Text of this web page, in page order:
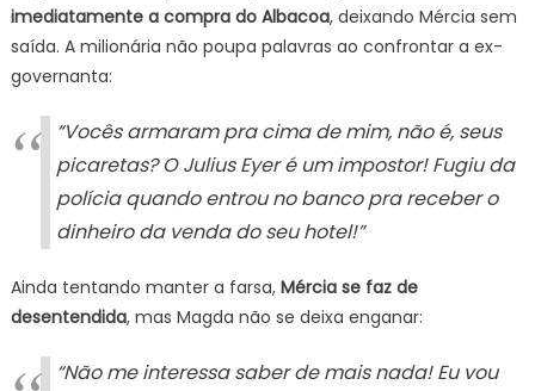
imediatamente a compra do Albacoa, deixando Mércia sem
saída. A milionária não poupa palavras ao confrontar a ex-
governanta:
“Vocês armaram pra cima de mim, não é, seus
picaretas? O Julius Eyer é um impostor! Fugiu da
polícia quando entrou no banco pra receber o
dinheiro da venda do seu hotel!”
Ainda tentando manter a farsa, Mércia se faz de
desentendida, mas Magda não se deixa enganar:
“Não me interessa saber de mais nada! Eu vou